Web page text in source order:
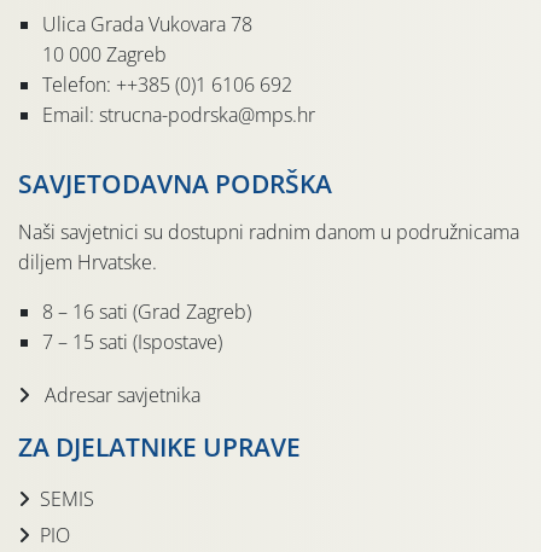
Ulica Grada Vukovara 78
10 000 Zagreb
Telefon: ++385 (0)1 6106 692
Email: strucna-podrska@mps.hr
SAVJETODAVNA PODRŠKA
Naši savjetnici su dostupni radnim danom u podružnicama
diljem Hrvatske.
8 – 16 sati (Grad Zagreb)
7 – 15 sati (Ispostave)
Adresar savjetnika
ZA DJELATNIKE UPRAVE
SEMIS
PIO